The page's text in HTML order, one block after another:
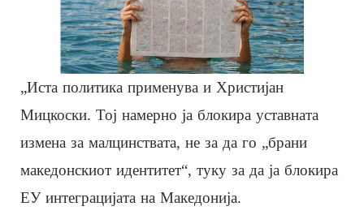
„Иста политика применува и Христијан
Мицкоски. Тој намерно ја блокира уставната
измена за малцинствата, не за да го „брани
македонскиот идентитет“, туку за да ја блокира
ЕУ интеграцијата на Македонија.